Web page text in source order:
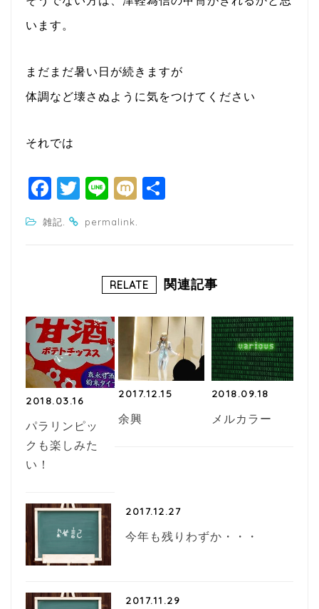
います。
まだまだ暑い日が続きますが
体調など壊さぬように気をつけてください
それでは
F
a
c
o
k
T
itt
Li
n
e
M
雑記. permalink.
RELATE 関連記事
2018.03.16
パラリンピッ
クも楽しみた
い！
2017.12.15
余興
2018.09.18
メルカラー
2017.12.27
今年も残りわずか・・・
2017.11.29